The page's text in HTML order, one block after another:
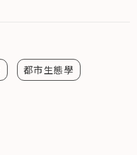
都市生態學